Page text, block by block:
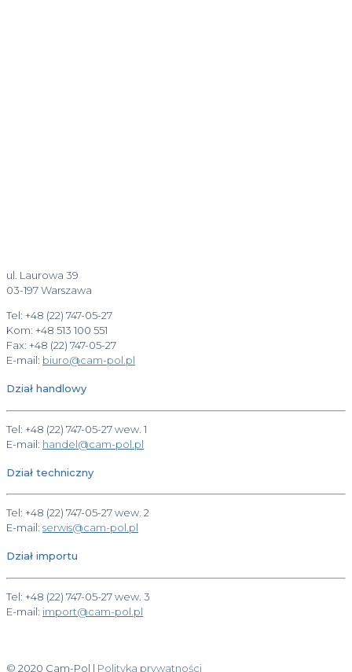
ul. Laurowa 39
03-197 Warszawa
Tel: +48 (22) 747-05-27
Kom: +48 513 100 551
Fax: +48 (22) 747-05-27
E-mail: biuro@cam-pol.pl
Dział handlowy
Tel: +48 (22) 747-05-27 wew. 1
E-mail: handel@cam-pol.pl
Dział techniczny
Tel: +48 (22) 747-05-27 wew. 2
E-mail: serwis@cam-pol.pl
Dział importu
Tel: +48 (22) 747-05-27 wew. 3
E-mail: import@cam-pol.pl
© 2020 Cam-Pol | Polityka prywatności